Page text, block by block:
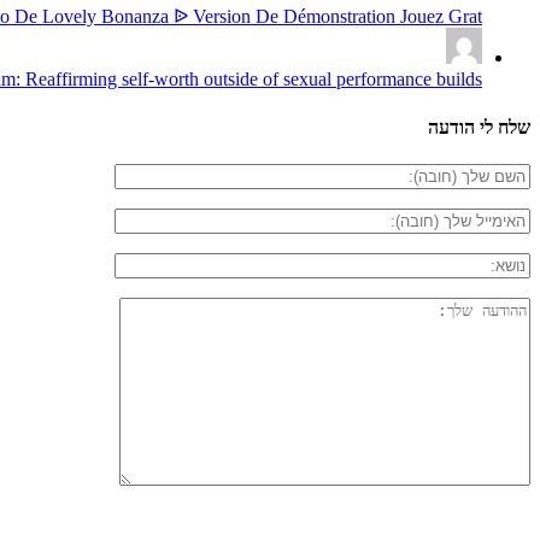
De Lovely Bonanza ᐉ Version De Démonstration Jouez Grat...
Reaffirming self-worth outside of sexual performance builds...
שלח לי הודעה